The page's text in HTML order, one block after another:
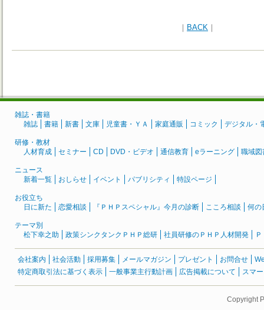
｜ BACK ｜
雑誌・書籍
雑誌
書籍 新書 文庫 児童書・ＹＡ 家庭通販 コミック デジタル・
研修・教材
人材育成
セミナー CD DVD・ビデオ 通信教育 eラーニング 職域図
ニュース
新着一覧
おしらせ イベント パブリシティ 特設ページ
お役立ち
日に新た
恋愛相談 『ＰＨＰスペシャル』今月の診断 こころ相談 何の
テーマ別
松下幸之助
政策シンクタンクＰＨＰ総研 社員研修のＰＨＰ人材開発
会社案内 社会活動 採用募集 メールマガジン プレゼント お問合せ
特定商取引法に基づく表示
一般事業主行動計画 広告掲載について スマ
Copyright